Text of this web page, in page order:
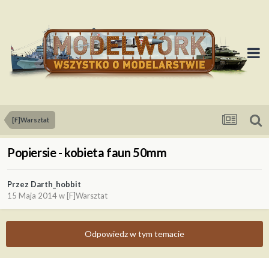
[F]Warsztat
Popiersie - kobieta faun 50mm
Przez Darth_hobbit
15 Maja 2014w [F]Warsztat
Odpowiedz w tym temacie